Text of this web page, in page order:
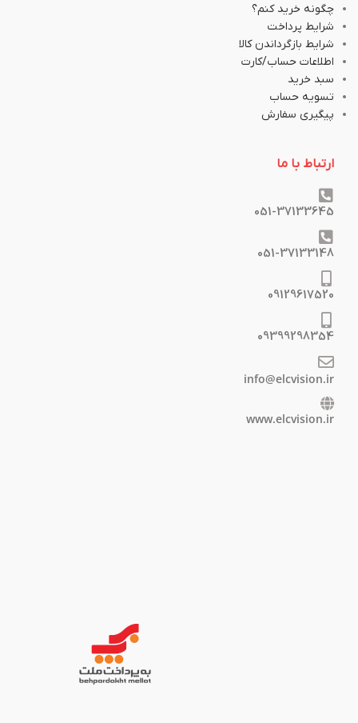
چگونه خرید کنم؟
شرایط پرداخت
شرایط بازگرداندن کالا
اطلاعات حساب/کارت
سبد خرید
تسویه حساب
پیگیری سفارش
ارتباط با ما
051-37133645
051-37133148
09129617520
09399298354
info@elcvision.ir
www.elcvision.ir